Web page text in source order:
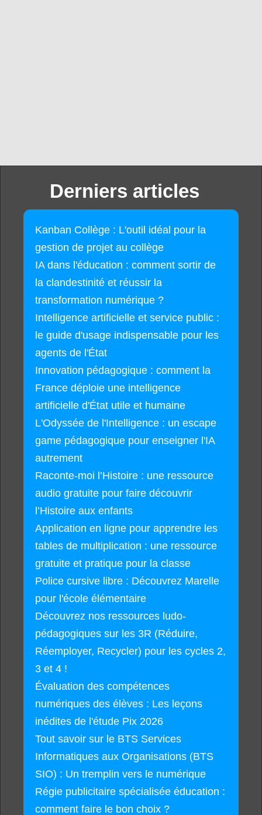
Derniers articles
Kanban Collège : L'outil idéal pour la
gestion de projet au collège
IA dans l'éducation : comment sortir de
la clandestinité et réussir la
transformation numérique ?
Intelligence artificielle et service public :
le guide d'usage indispensable pour les
agents de l'État
Innovation pédagogique : comment la
France déploie une intelligence
artificielle d'État utile et humaine
L'Odyssée de l'Intelligence : un escape
game pédagogique pour enseigner l'IA
autrement
Raconte-moi l’Histoire : une ressource
audio gratuite pour faire découvrir
l’Histoire aux enfants
Application en ligne pour apprendre les
tables de multiplication : une ressource
gratuite et pratique pour la classe
Police cursive libre : Découvrez Marelle
pour l'école élémentaire
Découvrez nos ressources ludo-
pédagogiques sur les 3R (Réduire,
Réemployer, Recycler) pour les cycles 2,
3 et 4 !
Évaluation des compétences
numériques des élèves : Les leçons
inédites de l'étude Pix 2026
Tout savoir sur le BTS Services
Informatiques aux Organisations (BTS
SIO) : Un tremplin vers le numérique
Régie publicitaire spécialisée éducation :
comment faire le bon choix ?